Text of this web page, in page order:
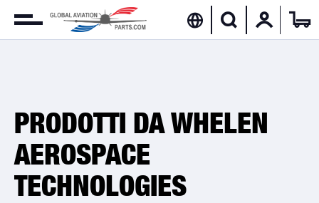
PRODOTTI DA WHELEN
AEROSPACE
TECHNOLOGIES